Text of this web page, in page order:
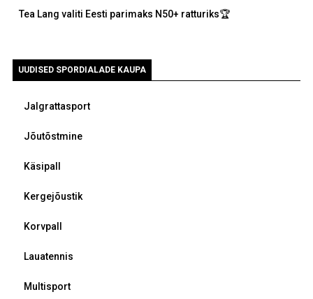
Tea Lang valiti Eesti parimaks N50+ ratturiks🏆
UUDISED SPORDIALADE KAUPA
Jalgrattasport
Jõutõstmine
Käsipall
Kergejõustik
Korvpall
Lauatennis
Multisport